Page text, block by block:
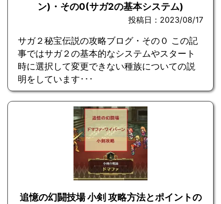
ン)・その0(サガ2の基本システム)
投稿日：2023/08/17
サガ２秘宝伝説の攻略ブログ・その０ この記
事ではサガ２の基本的なシステムやスタート
時に選択して変更できない種族についての説
明をしています･･･
追憶の幻闘技場 小剣 攻略方法とポイントの